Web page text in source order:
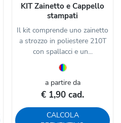
KIT Zainetto e Cappello
stampati
Il kit comprende uno zainetto
a strozzo in poliestere 210T
con spallacci e un...
a partire da
€ 1,90 cad.
CALCOLA